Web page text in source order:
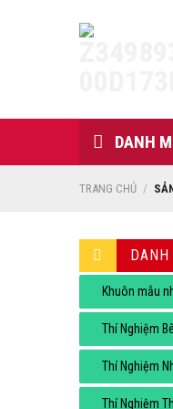
DANH
TRANG CHỦ /
Khuôn mẫu
Thí Nghiệm
Thí Nghiệm
Thí Nghiệm